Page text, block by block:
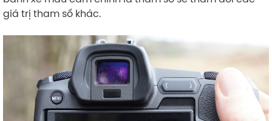
giá trị tham số khác.